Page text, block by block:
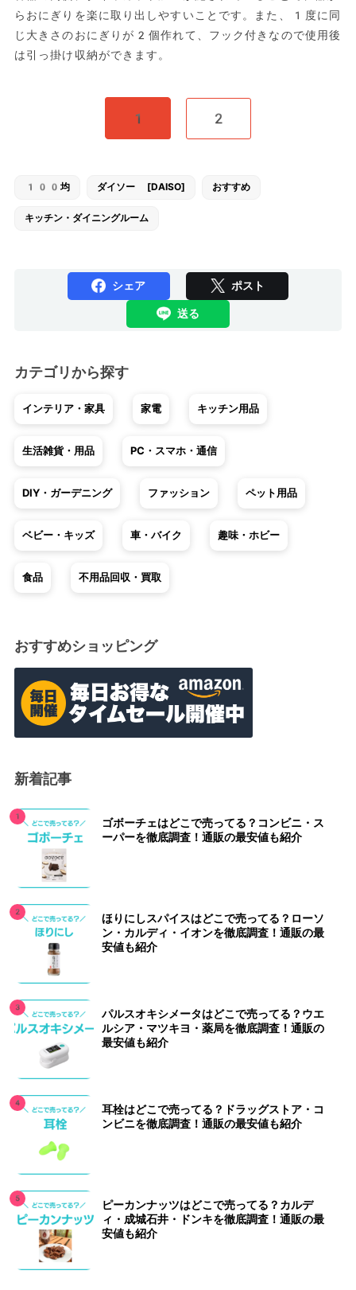
らおにぎりを楽に取り出しやすいことです。また、1度に同
じ大きさのおにぎりが2個作れて、フック付きなので使用後
は引っ掛け収納ができます。
1 2
100均 ダイソー [DAISO] おすすめ
キッチン・ダイニングルーム
シェア ポスト
送る
カテゴリから探す
インテリア・家具 家電 キッチン用品
生活雑貨・用品 PC・スマホ・通信
DIY・ガーデニング ファッション ペット用品
ベビー・キッズ 車・バイク 趣味・ホビー
食品 不用品回収・買取
おすすめショッピング
新着記事
ゴボーチェはどこで売ってる？コンビニ・ス
ーパーを徹底調査！通販の最安値も紹介
ほりにしスパイスはどこで売ってる？ローソ
ン・カルディ・イオンを徹底調査！通販の最
安値も紹介
パルスオキシメータはどこで売ってる？ウエ
ルシア・マツキヨ・薬局を徹底調査！通販の
最安値も紹介
耳栓はどこで売ってる？ドラッグストア・コ
ンビニを徹底調査！通販の最安値も紹介
ピーカンナッツはどこで売ってる？カルデ
ィ・成城石井・ドンキを徹底調査！通販の最
安値も紹介